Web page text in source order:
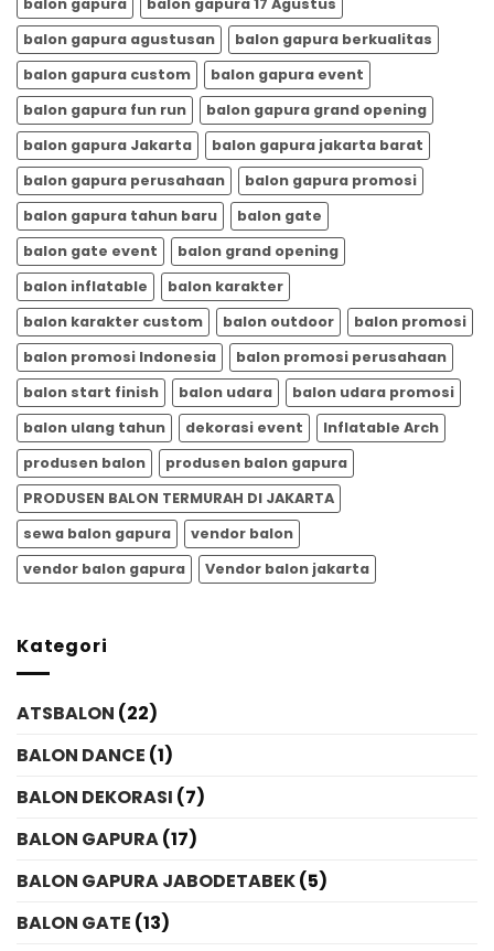
balon gapura
balon gapura 17 Agustus
balon gapura agustusan
balon gapura berkualitas
balon gapura custom
balon gapura event
balon gapura fun run
balon gapura grand opening
balon gapura Jakarta
balon gapura jakarta barat
balon gapura perusahaan
balon gapura promosi
balon gapura tahun baru
balon gate
balon gate event
balon grand opening
balon inflatable
balon karakter
balon karakter custom
balon outdoor
balon promosi
balon promosi Indonesia
balon promosi perusahaan
balon start finish
balon udara
balon udara promosi
balon ulang tahun
dekorasi event
Inflatable Arch
produsen balon
produsen balon gapura
PRODUSEN BALON TERMURAH DI JAKARTA
sewa balon gapura
vendor balon
vendor balon gapura
Vendor balon jakarta
Kategori
ATSBALON (22)
BALON DANCE (1)
BALON DEKORASI (7)
BALON GAPURA(17)
BALON GAPURA JABODETABEK(5)
BALON GATE (13)